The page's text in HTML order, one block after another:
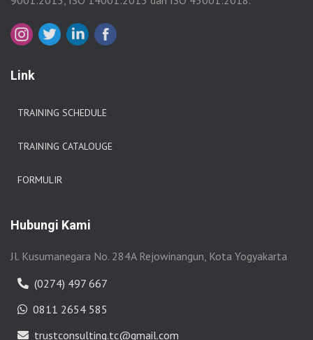
Link
TRAINING SCHEDULE
TRAINING CATALOUGE
FORMULIR
Hubungi Kami
Jl. Kusumanegara No. 284A Rejowinangun, Kota Yogyakarta
(0274) 497 667
0811 2654 585
trustconsulting.tc@gmail.com